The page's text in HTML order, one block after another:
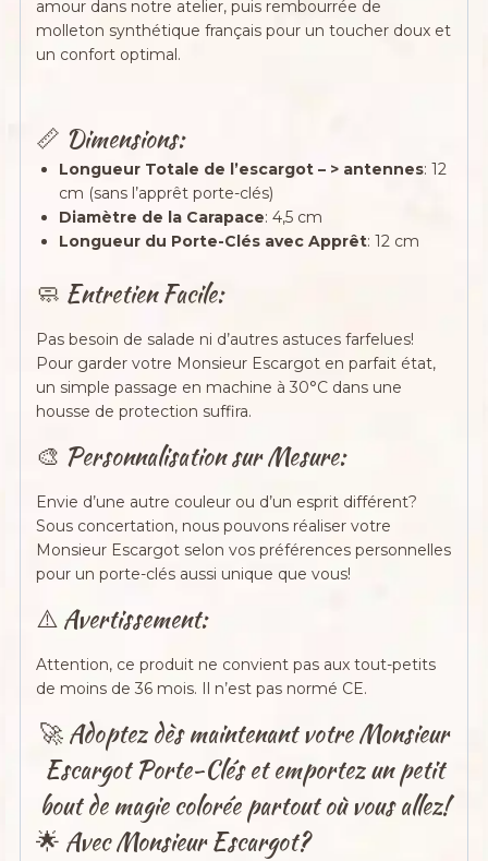
amour dans notre atelier, puis rembourrée de
molleton synthétique français pour un toucher doux et
un confort optimal.
📏 Dimensions:
Longueur Totale de l’escargot – > antennes: 12
cm (sans l’apprêt porte-clés)
Diamètre de la Carapace: 4,5 cm
Longueur du Porte-Clés avec Apprêt: 12 cm
🧼 Entretien Facile:
Pas besoin de salade ni d’autres astuces farfelues!
Pour garder votre Monsieur Escargot en parfait état,
un simple passage en machine à 30°C dans une
housse de protection suffira.
🎨 Personnalisation sur Mesure:
Envie d’une autre couleur ou d’un esprit différent?
Sous concertation, nous pouvons réaliser votre
Monsieur Escargot selon vos préférences personnelles
pour un porte-clés aussi unique que vous!
⚠️ Avertissement:
Attention, ce produit ne convient pas aux tout-petits
de moins de 36 mois. Il n’est pas normé CE.
🚀 Adoptez dès maintenant votre Monsieur
Escargot Porte-Clés et emportez un petit
bout de magie colorée partout où vous allez!
🌟 Avec Monsieur Escargot?